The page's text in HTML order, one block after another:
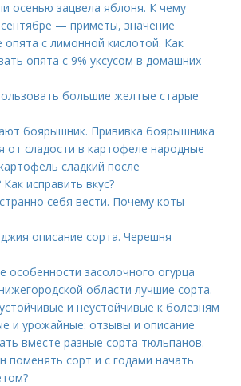
осенью зацвела яблоня. К чему
— приметы, значение
с лимонной кислотой. Как
опята с 9% уксусом в домашних
большие желтые старые
боярышник. Прививка боярышника
от сладости в картофеле народные
сладкий после
исправить вкус?
себя вести. Почему коты
описание сорта. Черешня
особенности засолочного огурца
области лучшие сорта.
и неустойчивые к болезням
и урожайные: отзывы и описание
вместе разные сорта тюльпанов.
сорт и с годами начать